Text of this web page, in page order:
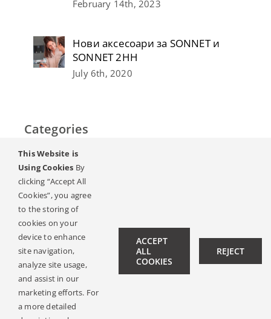
February 14th, 2023
Нови аксесоари за SONNET и
SONNET 2НН
July 6th, 2020
Categories
Home
Слух & Загуба на слуха
Списание
Hearing Ambassadors
Contact
This Website is
Using Cookies By
clicking “Accept All
Cookies”, you agree
to the storing of
cookies on your
device to enhance
site navigation,
analyze site usage,
and assist in our
marketing efforts. For
a more detailed
ACCEPT
ALL
COOKIES
REJECT